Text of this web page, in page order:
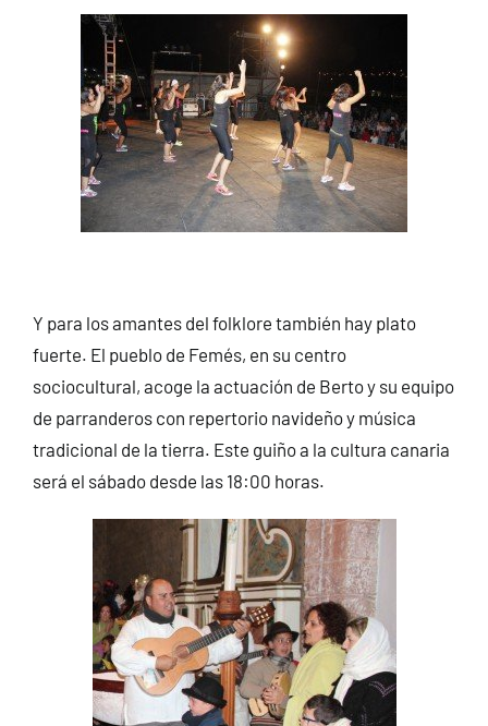
Y para los amantes del folklore también hay plato
fuerte. El pueblo de Femés, en su centro
sociocultural, acoge la actuación de Berto y su equipo
de parranderos con repertorio navideño y música
tradicional de la tierra. Este guiño a la cultura canaria
será el sábado desde las 18:00 horas.